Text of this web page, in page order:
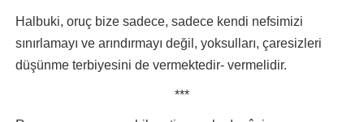
Halbuki, oruç bize sadece, sadece kendi nefsimizi
sınırlamayı ve arındırmayı değil, yoksulları, çaresizleri
düşünme terbiyesini de vermektedir- vermelidir.
***